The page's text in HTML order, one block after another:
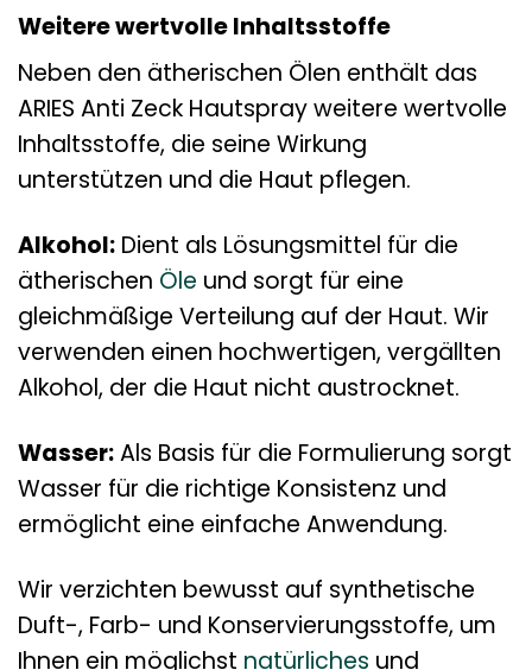
Weitere wertvolle Inhaltsstoffe
Neben den ätherischen Ölen enthält das
ARIES Anti Zeck Hautspray weitere wertvolle
Inhaltsstoffe, die seine Wirkung
unterstützen und die Haut pflegen.
Alkohol: Dient als Lösungsmittel für die
ätherischen Öle und sorgt für eine
gleichmäßige Verteilung auf der Haut. Wir
verwenden einen hochwertigen, vergällten
Alkohol, der die Haut nicht austrocknet.
Wasser:Als Basis für die Formulierung sorgt
Wasser für die richtige Konsistenz und
ermöglicht eine einfache Anwendung.
Wir verzichten bewusst auf synthetische
Duft-, Farb- und Konservierungsstoffe, um
Ihnen ein möglichst natürliches und